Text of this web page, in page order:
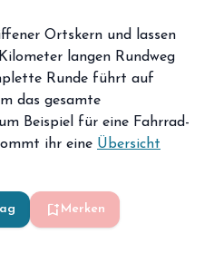
Ortskern und lassen
langen Rundweg
Runde führt auf
das gesamte
Beispiel für eine Fahrrad-
ihr eine Übersicht
bookmark_add Merken